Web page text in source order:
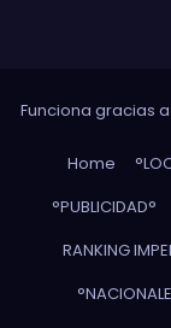
Funciona gracias
Home
°PUBLICIDAD°
RANKING